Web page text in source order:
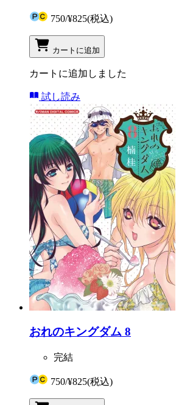
750/¥825(税込)
カートに追加
カートに追加しました
試し読み
おれのキングダム 8
完結
750/¥825(税込)